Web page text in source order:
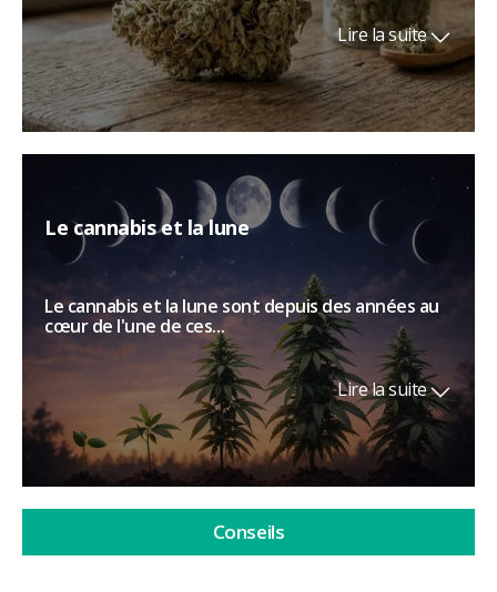
Lire la suite
Le cannabis et la lune
Le cannabis et la lune sont depuis des années au
cœur de l'une de ces...
Lire la suite
Conseils